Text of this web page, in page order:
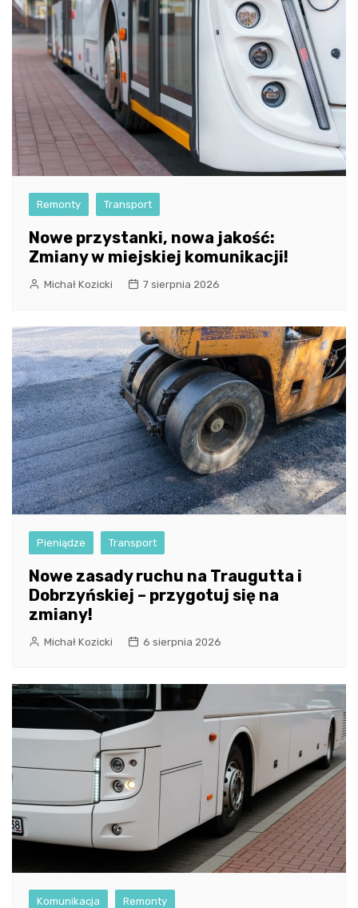
Remonty Transport
Nowe przystanki, nowa jakość:
Zmiany w miejskiej komunikacji!
Michał Kozicki 7 sierpnia 2026
Pieniądze Transport
Nowe zasady ruchu na Traugutta i
Dobrzyńskiej – przygotuj się na
zmiany!
Michał Kozicki 6 sierpnia 2026
Komunikacja Remonty